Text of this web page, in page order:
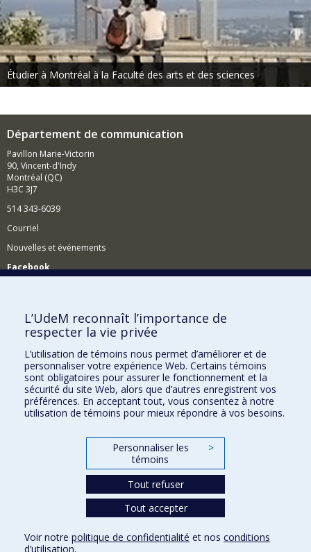
Étudier à Montréal à la Faculté des arts et des sciences
Département de communication
Pavillon Marie-Victorin
90, Vincent-d'Indy
Montréal (QC)
H3C 3J7
514 343-6039
Courriel
Nouvelles et événements
Facebook
Comment soutenir le Département?
BESOIN D'AIDE?
Plan du site
Signaler une erreur
Accessibilité
FACULTÉ DES ARTS ET DES SCIENCES
Nos départements et écoles
Conditions d’utilisation
L’UdeM reconnaît l’importance de
respecter la vie privée
L’utilisation de témoins nous permet d’améliorer et de
personnaliser votre expérience Web. Certains témoins
sont obligatoires pour assurer le fonctionnement et la
sécurité du site Web, alors que d’autres enregistrent vos
préférences. En acceptant tout, vous consentez à notre
utilisation de témoins pour mieux répondre à vos besoins.
Personnaliser les
témoins
>
Tout refuser
Tout accepter
Voir notre politique de confidentialité et nos conditions
d’utilisation.